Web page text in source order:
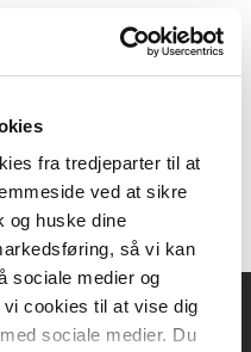
fra tredjeparter til at
ved at sikre
og huske dine
så vi kan
sociale medier og
cookies til at vise dig
sociale medier. Du
Kasper Wittrup Søren